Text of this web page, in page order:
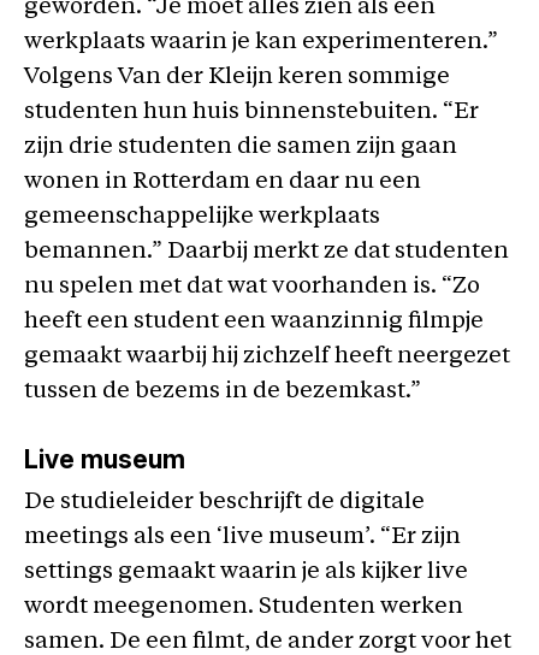
geworden. “Je moet alles zien als een
werkplaats waarin je kan experimenteren.”
Volgens Van der Kleijn keren sommige
studenten hun huis binnenstebuiten. “Er
zijn drie studenten die samen zijn gaan
wonen in Rotterdam en daar nu een
gemeenschappelijke werkplaats
bemannen.” Daarbij merkt ze dat studenten
nu spelen met dat wat voorhanden is. “Zo
heeft een student een waanzinnig filmpje
gemaakt waarbij hij zichzelf heeft neergezet
tussen de bezems in de bezemkast.”
Live museum
De studieleider beschrijft de digitale
meetings als een ‘live museum’. “Er zijn
settings gemaakt waarin je als kijker live
wordt meegenomen. Studenten werken
samen. De een filmt, de ander zorgt voor het